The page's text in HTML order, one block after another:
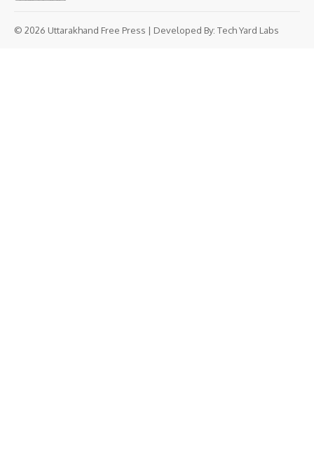
© 2026 Uttarakhand Free Press | Developed By: Tech Yard Labs